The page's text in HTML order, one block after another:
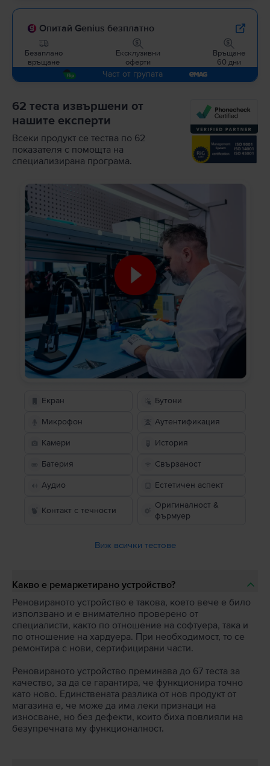
Опитай Genius безплатно
Безаплано
връщане
Ексклузивни
оферти
Връщане
60 дни
Част от групата
62 теста извършени от
нашите експерти
Всеки продукт се тества по 62
показателя с помощта на
специализирана програма.
Екран Бутони
Микрофон Аутентификация
Камери История
Батерия Свързаност
Аудио Естетичен аспект
Контакт с течности
Оригиналност &
фърмуер
Виж всички тестове
Какво е ремаркетирано устройство?
Реновираното устройство е такова, което вече е било
използвано и е внимателно проверено от
специалисти, както по отношение на софтуера, така и
по отношение на хардуера. При необходимост, то се
ремонтира с нови, сертифицирани части.
Реновираното устройство преминава до 67 теста за
качество, за да се гарантира, че функционира точно
като ново. Единствената разлика от нов продукт от
магазина е, че може да има леки признаци на
износване, но без дефекти, които биха повлияли на
безупречната му функционалност.